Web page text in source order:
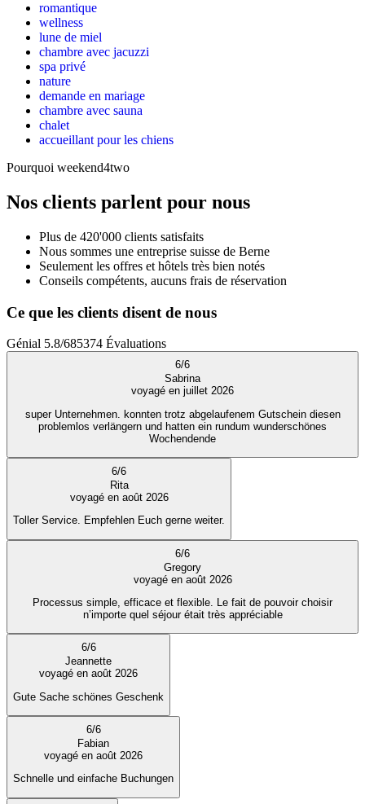
romantique
wellness
lune de miel
chambre avec jacuzzi
spa privé
nature
demande en mariage
chambre avec sauna
chalet
accueillant pour les chiens
Pourquoi weekend4two
Nos clients parlent pour nous
Plus de 420'000 clients satisfaits
Nous sommes une entreprise suisse de Berne
Seulement les offres et hôtels très bien notés
Conseils compétents, aucuns frais de réservation
Ce que les clients disent de nous
Génial 5.8/685374 Évaluations
6/6
Sabrina
voyagé en juillet 2026
super Unternehmen. konnten trotz abgelaufenem Gutschein diesen
problemlos verlängern und hatten ein rundum wunderschönes
Wochendende
6/6
Rita
voyagé en août 2026
Toller Service. Empfehlen Euch gerne weiter.
6/6
Gregory
voyagé en août 2026
Processus simple, efficace et flexible. Le fait de pouvoir choisir
n’importe quel séjour était très appréciable
6/6
Jeannette
voyagé en août 2026
Gute Sache schönes Geschenk
6/6
Fabian
voyagé en août 2026
Schnelle und einfache Buchungen